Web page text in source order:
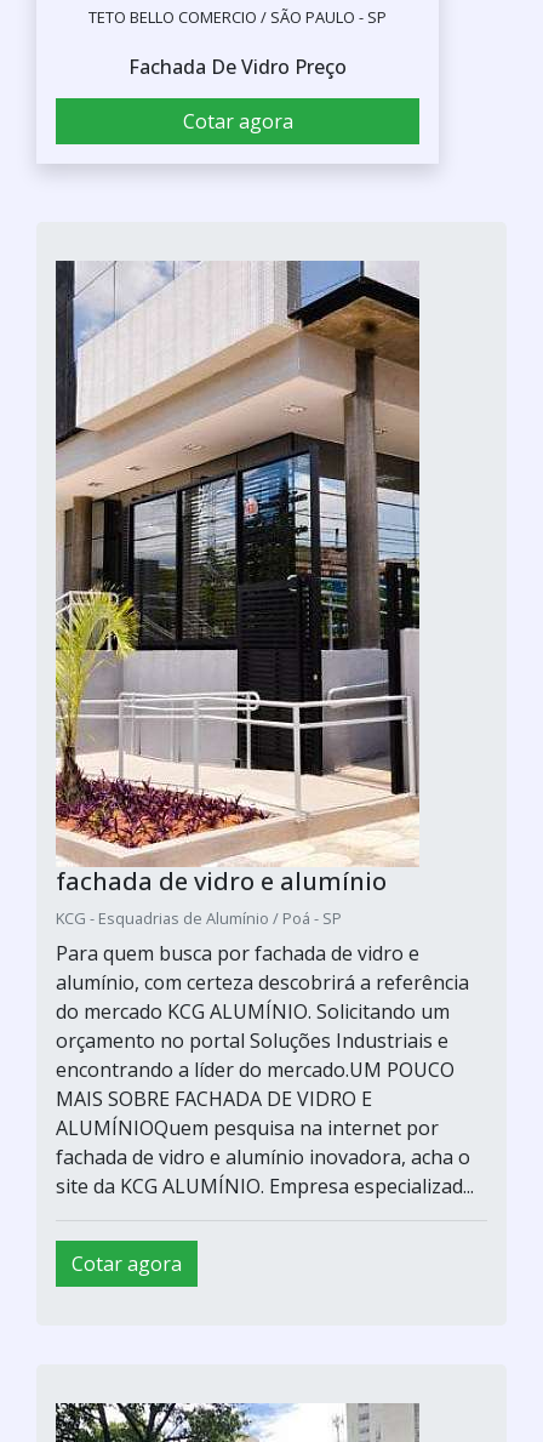
TETO BELLO COMERCIO / SÃO PAULO - SP
Fachada De Vidro Preço
Cotar agora
fachada de vidro e alumínio
KCG - Esquadrias de Alumínio / Poá - SP
Para quem busca por fachada de vidro e
alumínio, com certeza descobrirá a referência
do mercado KCG ALUMÍNIO. Solicitando um
orçamento no portal Soluções Industriais e
encontrando a líder do mercado.UM POUCO
MAIS SOBRE FACHADA DE VIDRO E
ALUMÍNIOQuem pesquisa na internet por
fachada de vidro e alumínio inovadora, acha o
site da KCG ALUMÍNIO. Empresa especializad...
Cotar agora